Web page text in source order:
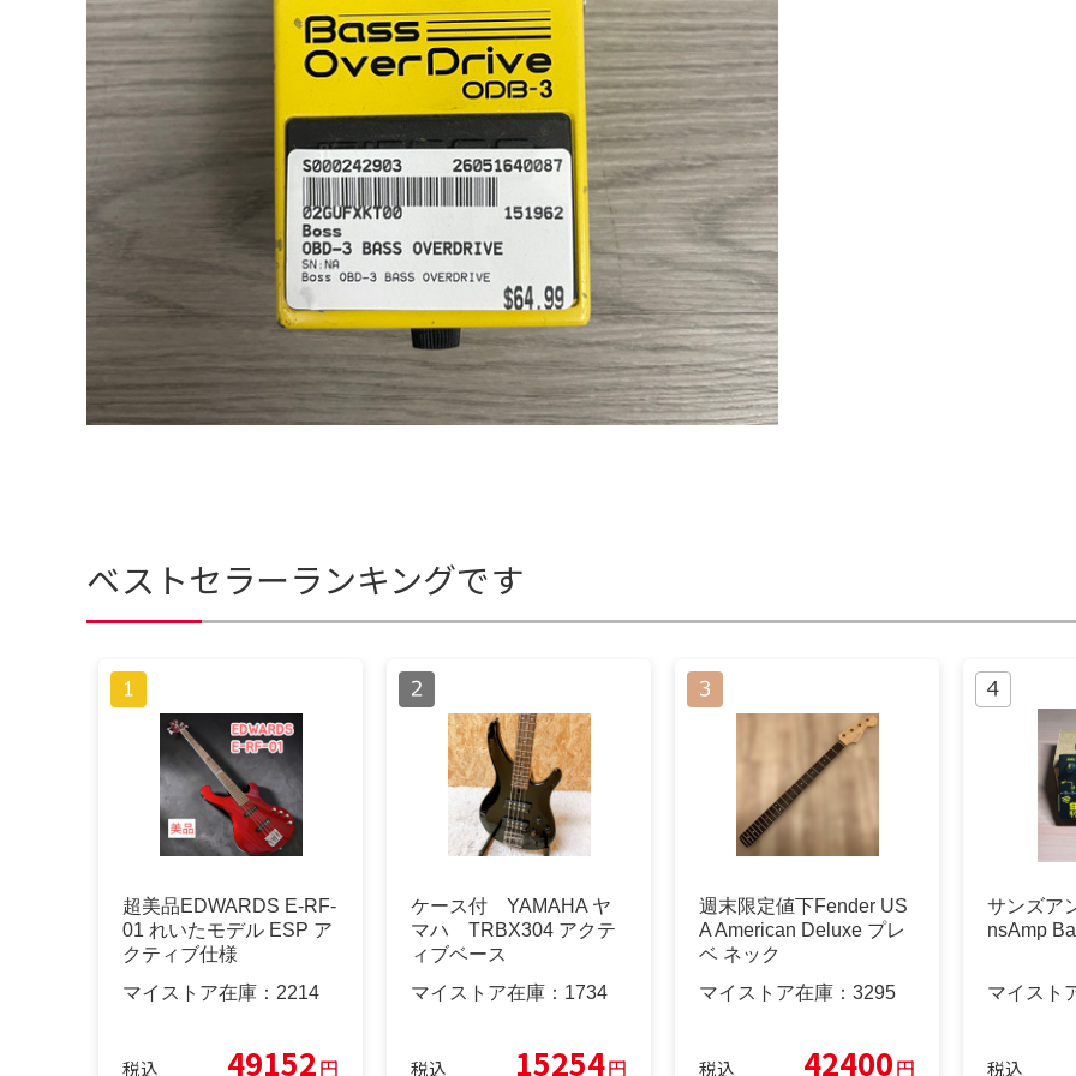
ベストセラーランキングです
超美品EDWARDS E-RF-
01 れいたモデル ESP ア
クティブ仕様
マイストア在庫： 2214
税込 49152円
ケース付 YAMAHA ヤ
マハ TRBX304 アクテ
ィブベース
マイストア在庫： 1734
税込 15254円
週末限定値下Fender US
A American Deluxe プレ
ベ ネック
マイストア在庫： 3295
税込 42400円
サンズア
nsAmp
マイスト
税込